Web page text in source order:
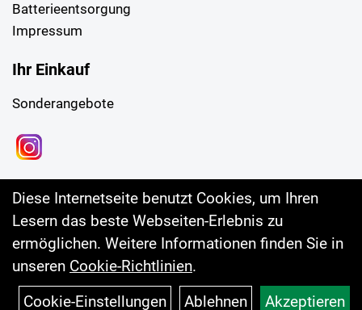
Batterieentsorgung
Impressum
Ihr Einkauf
Sonderangebote
Diese Internetseite benutzt Cookies, um Ihren
Lesern das beste Webseiten-Erlebnis zu
ermöglichen. Weitere Informationen finden Sie in
unseren Cookie-Richtlinien.
Cookie-Einstellungen
Ablehnen Akzeptieren